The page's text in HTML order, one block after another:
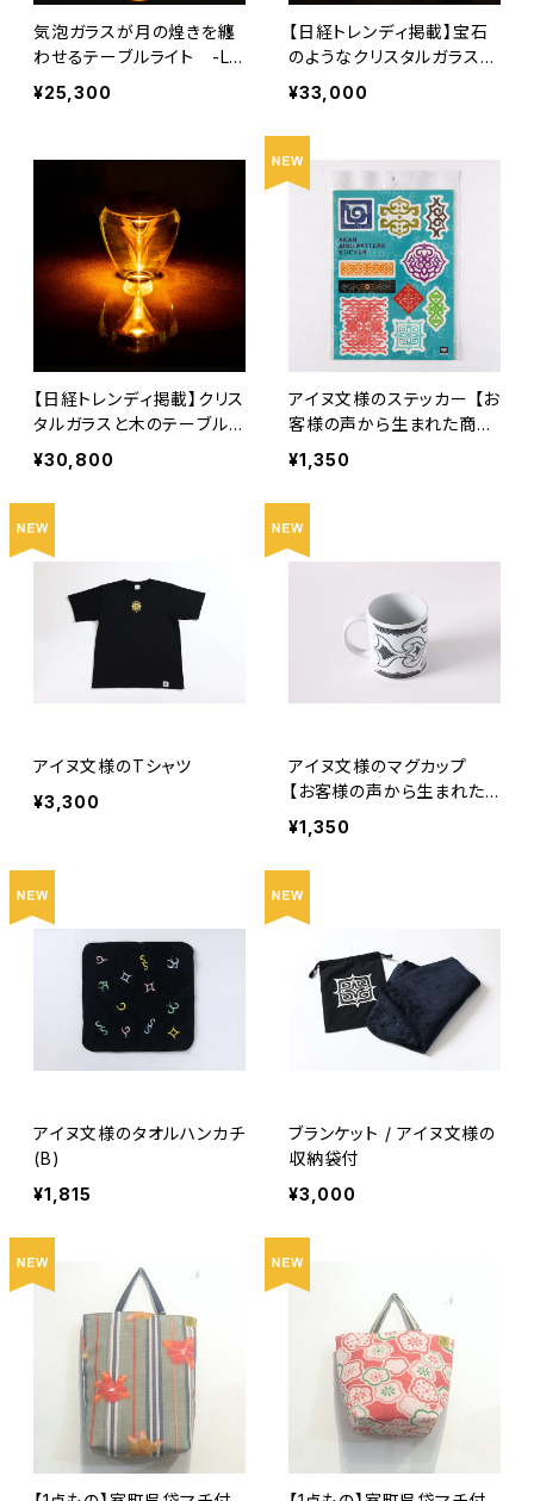
気泡ガラスが月の煌きを纏
わせるテーブルライト -Lu
na / ルナ –
¥25,300
【日経トレンディ掲載】宝石
のようなクリスタルガラスの
テーブルライト - Octagon
/ オクタゴン -
¥33,000
【日経トレンディ掲載】クリス
タルガラスと木のテーブルラ
イト - Shizuku / しずく -
¥30,800
アイヌ文様のステッカー 【お
客様の声から生まれた商
品】
¥1,350
アイヌ文様のTシャツ
¥3,300
アイヌ文様のマグカップ
【お客様の声から生まれた
商品】
¥1,350
アイヌ文様のタオルハンカチ
(B)
¥1,815
ブランケット / アイヌ文様の
収納袋付
¥3,000